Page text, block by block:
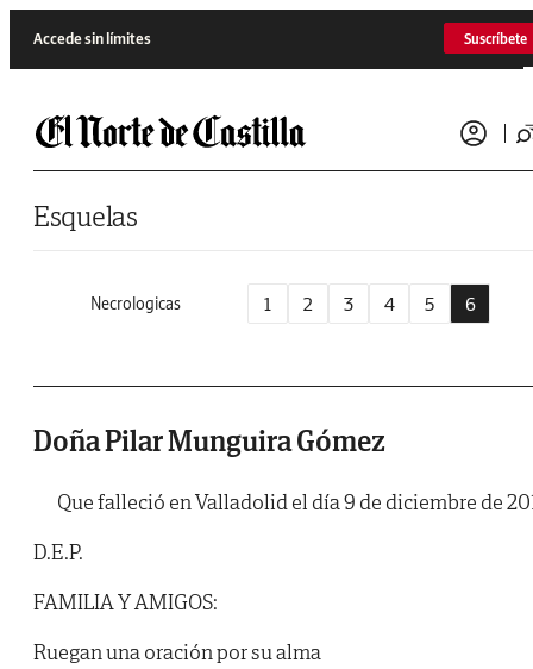
Accede sin límites Suscríbete
Esquelas
Necrologicas 1 2 3 4 5 6
Doña Pilar Munguira Gómez
Que falleció en Valladolid el día 9 de diciembre de
D.E.P.
FAMILIA Y AMIGOS:
Ruegan una oración por su alma